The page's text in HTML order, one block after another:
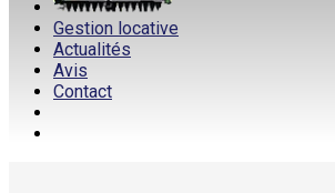
Gestion locative
Actualités
Avis
Contact